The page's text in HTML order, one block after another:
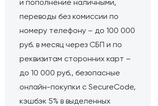
и пополнение наличными,
переводы без комиссии по
номеру телефону – до 100 000
руб. в месяц через СБП и по
реквизитам сторонних карт –
до 10 000 руб., безопасные
онлайн-покупки с SecureCode,
кэшбэк 5% в выделенных